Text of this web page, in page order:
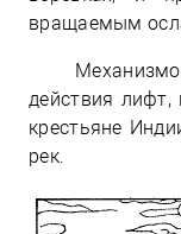
вращаемым
действия лифт,
крестьяне
рек.